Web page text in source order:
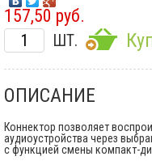
157,50 руб.
ШТ.
ОПИСАНИЕ
Коннектор позволяет
аудиоустройства через
с функцией смены компакт-